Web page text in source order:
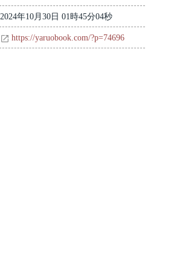
2024年10月30日 01時45分04秒
https://yaruobook.com/?p=74696